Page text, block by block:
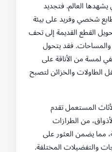
يشهدها العالم. فتجديد
شخصي وفريد على بيئة
القطع القديمة إلى تحف
فقد يتحول
لمسة من الأناقة على
الطاولات والخزائن لتصبح
المستعمل تقدم
من الطرازات
مما يضمن العثور على
والتفضيلات المختلفة.